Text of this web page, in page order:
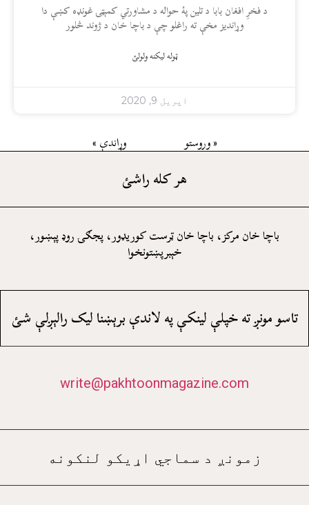
د فخرِ افغان بابا د تلين پۀ حواله د مشاورتي کمېټۍ غونډه کښې دا
وړانديز مخې ته راغلو چې د باچا خان د ژوند څلور
ټوله ليکنه ولولئ
اپریل 9, 2020
« وروستو وړاندې »
هر کله راشئ
باچا خان مرکز، باچا خان ټرست کوريډور، پجګۍ روډ پېښور،
خېبرپښتونخوا
تاسو مونږ ته خپلې لينکې په لاندې برېښنا ليک رالېږلې شئ
write@pakhtoonmagazine.com
زمونږ د سماجي اړيکو لنکونه